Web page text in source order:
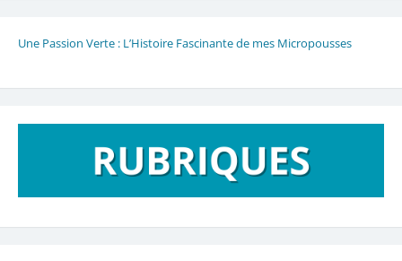
Une Passion Verte : L’Histoire Fascinante de mes Micropousses